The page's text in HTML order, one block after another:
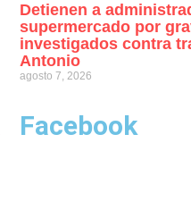
Detienen a
supermercado por
investigados contra
Antonio
agosto 7, 2026
Facebook